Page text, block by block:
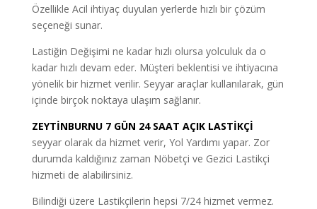
Özellikle Acil ihtiyaç duyulan yerlerde hızlı bir çözüm
seçeneği sunar.
Lastiğin Değişimi ne kadar hızlı olursa yolculuk da o
kadar hızlı devam eder. Müşteri beklentisi ve ihtiyacına
yönelik bir hizmet verilir. Seyyar araçlar kullanılarak, gün
içinde birçok noktaya ulaşım sağlanır.
ZEYTİNBURNU 7 GÜN 24 SAAT AÇIK LASTİKÇİ
seyyar olarak da hizmet verir, Yol Yardımı yapar. Zor
durumda kaldığınız zaman Nöbetçi ve Gezici Lastikçi
hizmeti de alabilirsiniz.
Bilindiği üzere Lastikçilerin hepsi 7/24 hizmet vermez.